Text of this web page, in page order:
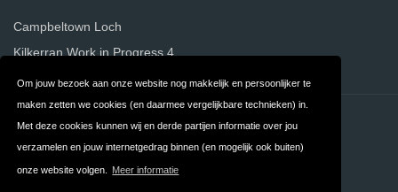
Om jouw bezoek aan onze website nog makkelijk en persoonlijker te
maken zetten we cookies (en daarmee vergelijkbare technieken) in.
Met deze cookies kunnen wij en derde partijen informatie over jou
verzamelen en jouw internetgedrag binnen (en mogelijk ook buiten)
onze website volgen. Meer informatie
Campbeltown Loch
Kilkerran Work in Progress 4
Contact Privacy
Algemene FAQ